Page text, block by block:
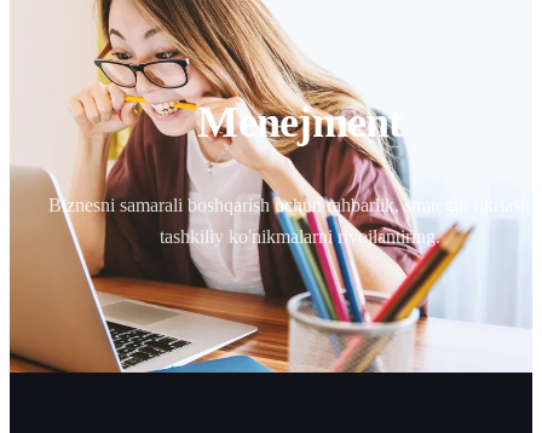
Menejment
Biznesni samarali boshqarish uchun rahbarlik, strategik fikrlash
tashkiliy ko'nikmalarni rivojlantiring.